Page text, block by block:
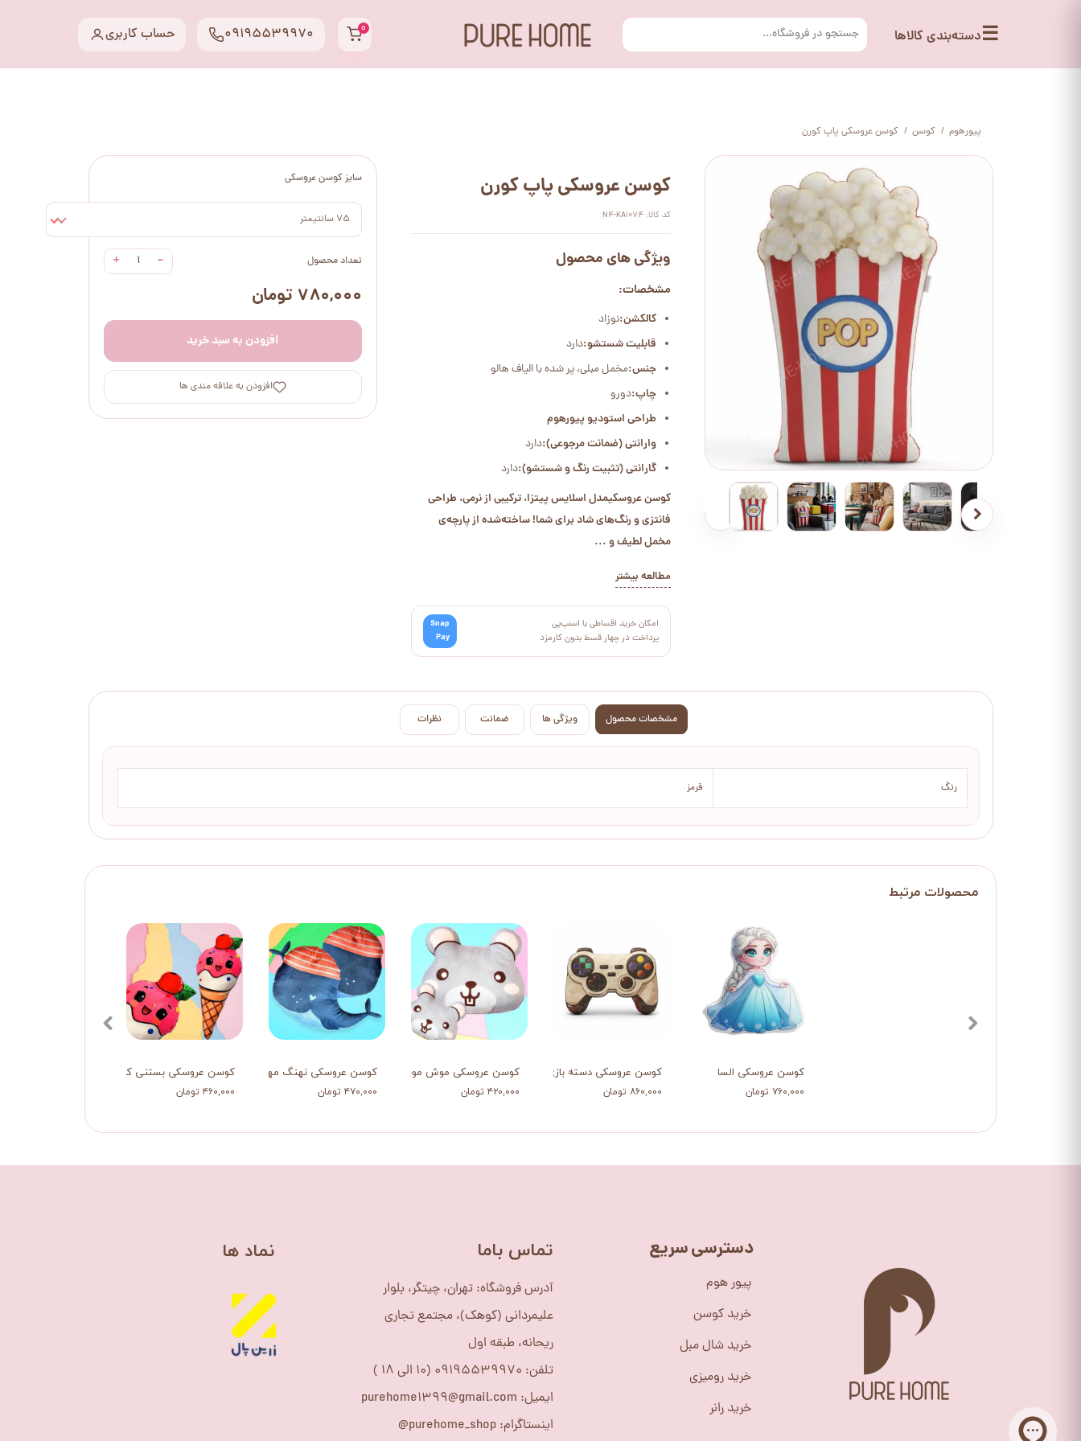
☰دسته‌بندی کالاها ۰ حساب کاربری 09195539970
پیورهوم کوسن کوسن عروسکی پاپ کورن
سایز کوسن عروسکی
75 سانتیمتر
تعداد محصول −
+
۷۸۰,۰۰۰ تومان
افزودن به سبد خرید
افزودن به علاقه مندی ها
کوسن عروسکی پاپ کورن
کد کالا: N4-KA1074
ویژگی های محصول
مشخصات:
کالکشن:نوزاد
قابلیت شستشو:دارد
جنس:مخمل مبلی، پر شده با الیاف هالو
چاپ:دورو
طراحی استودیو پیورهوم
وارانتی (ضمانت مرجوعی):دارد
گارانتی (تثبیت رنگ و شستشو):دارد
کوسن عروسکیمدل اسلایس پیتزا، ترکیبی از نرمی، طراحی
فانتزی و رنگ‌های شاد برای شما! ساخته‌شده از پارچه‌ی
مخمل لطیف و ...
مطالعه بیشتر
امکان خرید اقساطی با اسنپ‌پی
پرداخت در چهار قسط بدون کارمزد
Snap
Pay
مشخصات محصول ویژگی ها ضمانت نظرات
رنگ قرمز
کوسن عروسکی بستنی کوچولوی خندان
۴۶۰,۰۰۰ تومان
کوسن عروسکی نهنگ مهربان
۴۷۰,۰۰۰ تومان
کوسن عروسکی موش موشک
۴۲۰,۰۰۰ تومان
کوسن عروسکی دسته بازی
۸۶۰,۰۰۰ تومان
کوسن عروسکی السا
۷۶۰,۰۰۰ تومان
پیور هوم
خرید کوسن
خرید شال مبل
خرید رومیزی
خرید رانر
دسترسی سریع ​تماس باما
آدرس فروشگاه: تهران، چیتگر، بلوار
علیمردانی (کوهک)، مجتمع تجاری
ریحانه، طبقه اول
تلفن: 09195539970 (10 الی 18 )
ایمیل: purehome1399@gmail.com
اینستاگرام: purehome_shop@
​نماد ها